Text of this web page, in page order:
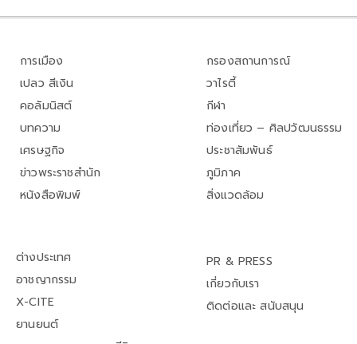
การเมือง
เปลว สีเงิน
คอลัมนิสต์
บทความ
เศรษฐกิจ
ข่าวพระราชสำนัก
หนังสือพิมพ์
กรองสถานการณ์
วาไรตี้
กีฬา
ท่องเที่ยว – ศิลปวัฒนธรรม
ประชาสัมพันธ์
ภูมิภาค
สิ่งแวดล้อม
ต่างประเทศ
อาชญากรรม
X-CITE
ยานยนต์
PR & PRESS
เกี่ยวกับเรา
ติดต่อและ สนับสนุน